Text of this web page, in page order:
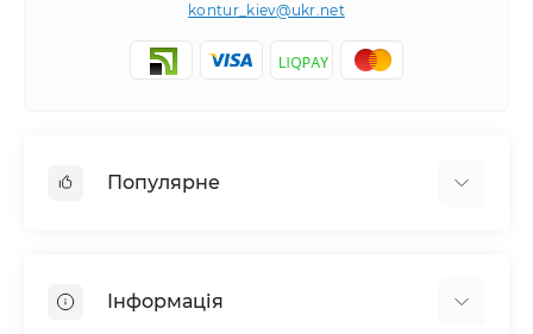
kontur_kiev@ukr.net
Популярне
Інформація